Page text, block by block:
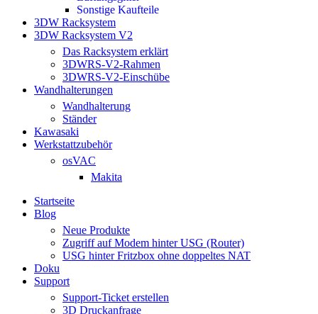
Sonstige Kaufteile
3DW Racksystem
3DW Racksystem V2
Das Racksystem erklärt
3DWRS-V2-Rahmen
3DWRS-V2-Einschübe
Wandhalterungen
Wandhalterung
Ständer
Kawasaki
Werkstattzubehör
osVAC
Makita
Startseite
Blog
Neue Produkte
Zugriff auf Modem hinter USG (Router)
USG hinter Fritzbox ohne doppeltes NAT
Doku
Support
Support-Ticket erstellen
3D Druckanfrage